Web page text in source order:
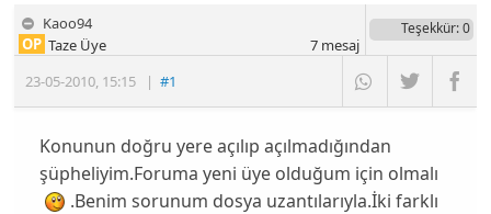
Kaoo94
23-05-2010, 15:15 |#1
OP Taze Üye
Teşekkür: 0
7mesaj
Konunun doğru yere açılıp açılmadığından
şüpheliyim.Foruma yeni üye olduğum için olmalı
.Benim sorunum dosya uzantılarıyla.İki farklı